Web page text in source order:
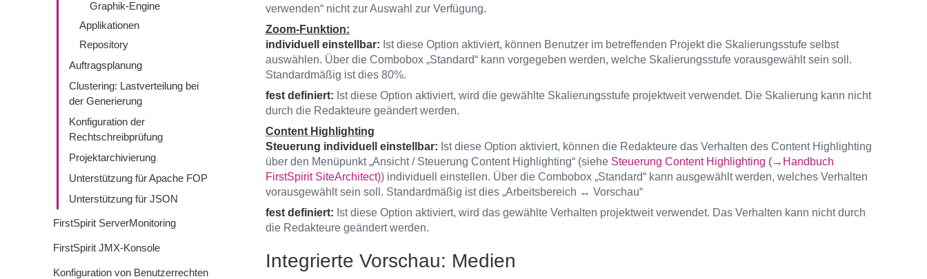
Graphik-Engine
Applikationen
Repository
Auftragsplanung
Clustering: Lastverteilung bei
der Generierung
Konfiguration der
Rechtschreibprüfung
Projektarchivierung
Unterstützung für Apache FOP
Unterstützung für JSON
FirstSpirit ServerMonitoring
FirstSpirit JMX-Konsole
Konfiguration von Benutzerrechten
verwenden“ nicht zur Auswahl zur Verfügung.
Zoom-Funktion:
individuell einstellbar: Ist diese Option aktiviert, können Benutzer im betreffenden Projekt die Skalierungsstufe selbst
auswählen. Über die Combobox „Standard“ kann vorgegeben werden, welche Skalierungsstufe vorausgewählt sein soll.
Standardmäßig ist dies 80%.
fest definiert: Ist diese Option aktiviert, wird die gewählte Skalierungsstufe projektweit verwendet. Die Skalierung kann nicht
durch die Redakteure geändert werden.
Content Highlighting
Steuerung individuell einstellbar: Ist diese Option aktiviert, können die Redakteure das Verhalten des Content Highlighting
über den Menüpunkt „Ansicht / Steuerung Content Highlighting“ (siehe Steuerung Content Highlighting (→Handbuch
FirstSpirit SiteArchitect)) individuell einstellen. Über die Combobox „Standard“ kann ausgewählt werden, welches Verhalten
vorausgewählt sein soll. Standardmäßig ist dies „Arbeitsbereich ↔ Vorschau“
fest definiert: Ist diese Option aktiviert, wird das gewählte Verhalten projektweit verwendet. Das Verhalten kann nicht durch
die Redakteure geändert werden.
Integrierte Vorschau: Medien